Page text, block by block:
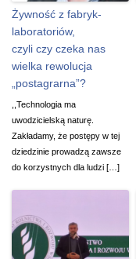
Żywność z fabryk-
laboratoriów,
czyli czy czeka nas
wielka rewolucja
„postagrarna”?
,,Technologia ma
uwodzicielską naturę.
Zakładamy, że postępy w tej
dziedzinie prowadzą zawsze
do korzystnych dla ludzi […]